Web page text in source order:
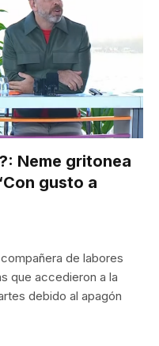
Neme gritonea
gusto a
de labores
que accedieron a la
debido al apagón